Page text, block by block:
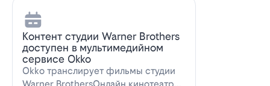
Контент студии Warner Brothers
доступен в мультимедийном
сервисе Okko
Okko транслирует фильмы студии